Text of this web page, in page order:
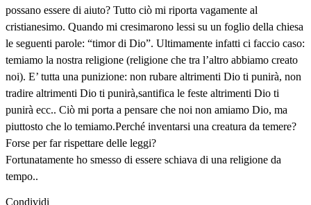
possano essere di aiuto? Tutto ciò mi riporta vagamente al
cristianesimo. Quando mi cresimarono lessi su un foglio della chiesa
le seguenti parole: “timor di Dio”. Ultimamente infatti ci faccio caso:
temiamo la nostra religione (religione che tra l’altro abbiamo creato
noi). E’ tutta una punizione: non rubare altrimenti Dio ti punirà, non
tradire altrimenti Dio ti punirà,santifica le feste altrimenti Dio ti
punirà ecc.. Ciò mi porta a pensare che noi non amiamo Dio, ma
piuttosto che lo temiamo.Perché inventarsi una creatura da temere?
Forse per far rispettare delle leggi?
Fortunatamente ho smesso di essere schiava di una religione da
tempo..
Condividi